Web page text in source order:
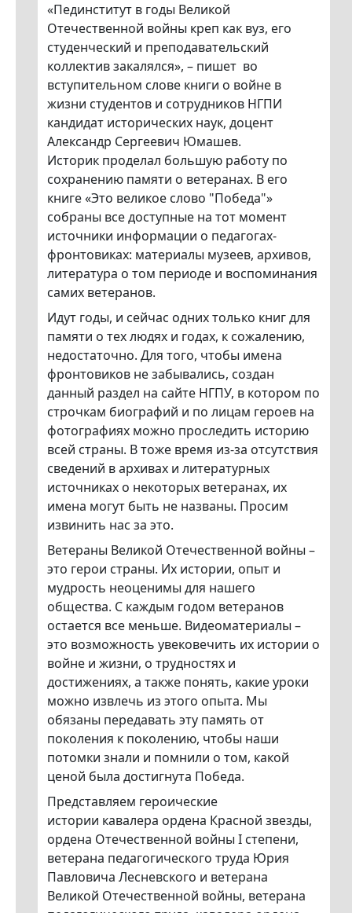
«Пединститут в годы Великой
Отечественной войны креп как вуз, его
студенческий и преподавательский
коллектив закалялся», – пишет во
вступительном слове книги о войне в
жизни студентов и сотрудников НГПИ
кандидат исторических наук, доцент
Александр Сергеевич Юмашев.
Историк проделал большую работу по
сохранению памяти о ветеранах. В его
книге «Это великое слово "Победа"»
собраны все доступные на тот момент
источники информации о педагогах-
фронтовиках: материалы музеев, архивов,
литература о том периоде и воспоминания
самих ветеранов.
Идут годы, и сейчас одних только книг для
памяти о тех людях и годах, к сожалению,
недостаточно. Для того, чтобы имена
фронтовиков не забывались, создан
данный раздел на сайте НГПУ, в котором по
строчкам биографий и по лицам героев на
фотографиях можно проследить историю
всей страны. В тоже время из-за отсутствия
сведений в архивах и литературных
источниках о некоторых ветеранах, их
имена могут быть не названы. Просим
извинить нас за это.
Ветераны Великой Отечественной войны –
это герои страны. Их истории, опыт и
мудрость неоценимы для нашего
общества. С каждым годом ветеранов
остается все меньше. Видеоматериалы –
это возможность увековечить их истории о
войне и жизни, о трудностях и
достижениях, а также понять, какие уроки
можно извлечь из этого опыта. Мы
обязаны передавать эту память от
поколения к поколению, чтобы наши
потомки знали и помнили о том, какой
ценой была достигнута Победа.
Представляем героические
истории кавалера ордена Красной звезды,
ордена Отечественной войны I степени,
ветерана педагогического труда Юрия
Павловича Лесневского и ветерана
Великой Отечественной войны, ветерана